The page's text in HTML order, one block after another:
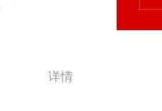
详情